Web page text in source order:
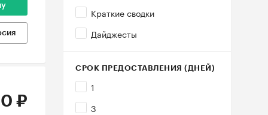
Краткие сводки
Дайджесты
СРОК ПРЕДОСТАВЛЕНИЯ (ДНЕЙ)
1
3
₽